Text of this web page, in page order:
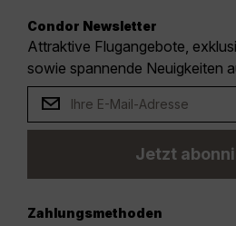
Condor Newsletter
Attraktive Flugangebote,
sowie spannende Neuigkeiten
Jetzt
Zahlungsmethoden